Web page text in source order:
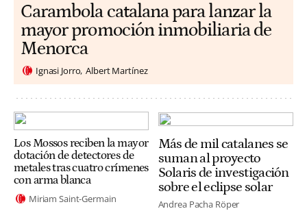
Carambola catalana para lanzar la
mayor promoción inmobiliaria de
Menorca
Ignasi Jorro Albert Martínez
Los Mossos reciben la mayor
dotación de detectores de
metales tras cuatro crímenes
con arma blanca
Miriam Saint-Germain
Más de mil catalanes se
suman al proyecto
Solaris de investigación
sobre el eclipse solar
Andrea Pacha Röper